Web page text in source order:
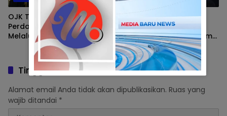
OJK Terbitkan POJK Baru
Perdagangan Karbon
Melalui Bursa Karbon
Pentingnya Tata Kelola
dan Integritas dalam
Menjaga Stabilitas Sistem
Keuangan, Kuliah Umum di
Politeknik Keuangan
Negara STAN
Tinggalkan Balasan
Alamat email Anda tidak akan dipublikasikan. Ruas yang
wajib ditandai *